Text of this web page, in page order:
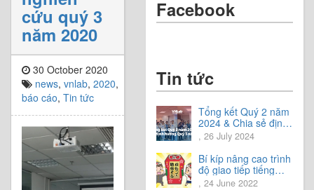
cứu quý 3
năm 2020
30 October 2020
news, vnlab, 2020,
báo cáo, Tin tức
Facebook
Tin tức
Tổng kết Quý 2 năm
2024 & Chia sẻ định
hướng Quý 3 năm
2024
, 26 July 2024
Bí kíp nâng cao trình
độ giao tiếp tiếng
Nhật.
, 24 June 2022